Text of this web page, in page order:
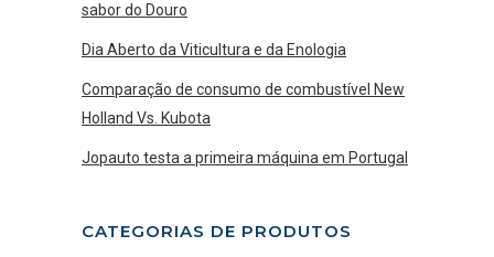
sabor do Douro
Dia Aberto da Viticultura e da Enologia
Comparação de consumo de combustível New
Holland Vs. Kubota
Jopauto testa a primeira máquina em Portugal
CATEGORIAS DE PRODUTOS